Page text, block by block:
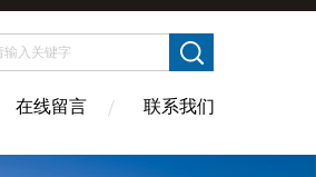
在线留言 联系我们